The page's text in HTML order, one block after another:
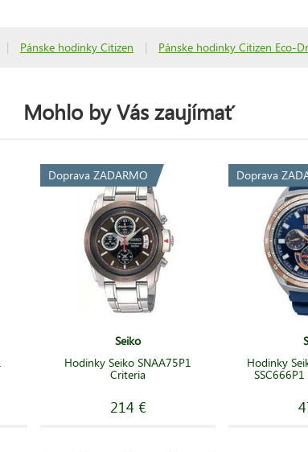
| Pánske hodinky Citizen | Pánske hodinky Citizen Eco-
Mohlo by Vás zaujímať
Doprava ZADARMO
Seiko
Hodinky Seiko SNAA75P1
Criteria
214 €
Doprava
Hodinky